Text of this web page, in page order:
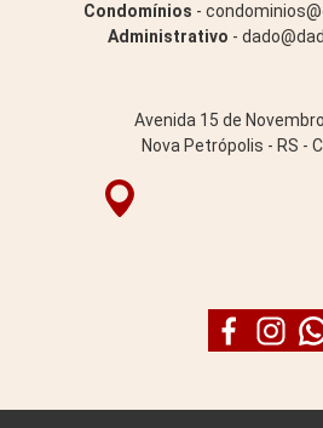
Condomínios -
Administrativo -
Avenida 15 de
Nova Petrópolis - RS -